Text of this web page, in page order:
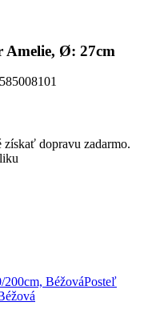
Ø: 27cm
dopravu zadarmo.
Posteľ